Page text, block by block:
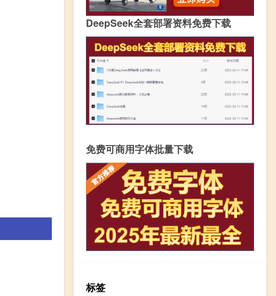
DeepSeek全套部署资料免费下载
免费可商用字体批量下载
标签